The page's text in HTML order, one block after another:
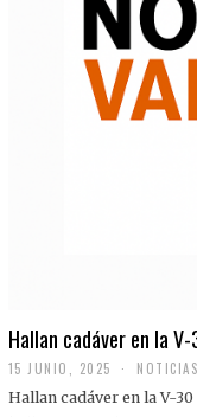
Hallan cadáver en la
15 JUNIO, 2025 NOTICIAS
Hallan cadáver en la V-